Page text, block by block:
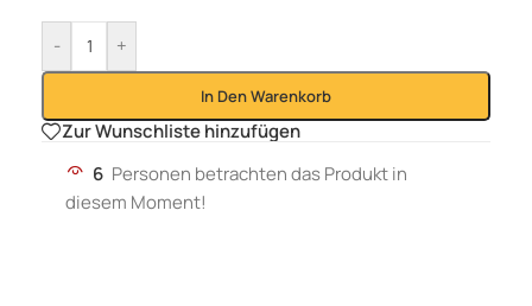
- +
In Den Warenkorb
Zur Wunschliste hinzufügen
6 Personen betrachten das Produkt in
diesem Moment!